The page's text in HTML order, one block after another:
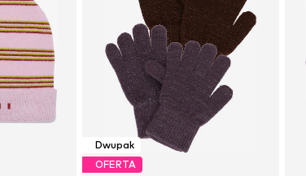
Dwupak
OFERTA